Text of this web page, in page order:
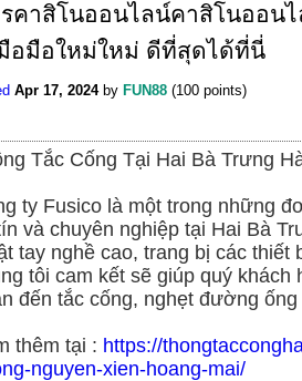
รคาสิโนออนไลน์คาสิโนออน
อมือใหม่ใหม่ ดีที่สุดได้ที่นี่
Apr 17, 2024 by FUN88 (100 points)
Tắc Cống Tại Hai Bà Trưng
ty Fusico là một trong những
và chuyên nghiệp tại Hai Bà
tay nghề cao, trang bị các thiết
tôi cam kết sẽ giúp quý
đến tắc cống, nghẹt đường
thêm tại : https://
nguyen-xien-hoang-mai/